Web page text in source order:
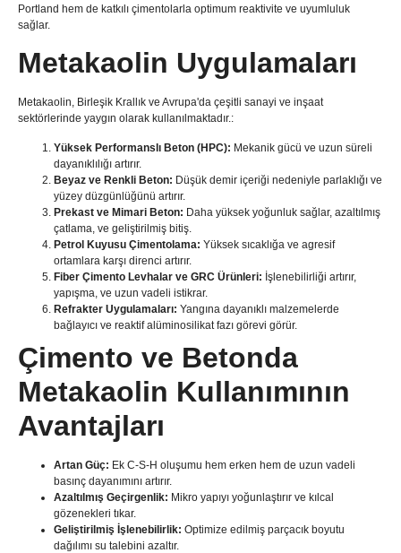
Portland hem de katkılı çimentolarla optimum reaktivite ve uyumluluk
sağlar.
Metakaolin Uygulamaları
Metakaolin, Birleşik Krallık ve Avrupa'da çeşitli sanayi ve inşaat
sektörlerinde yaygın olarak kullanılmaktadır.:
Yüksek Performanslı Beton (HPC): Mekanik gücü ve uzun süreli
dayanıklılığı artırır.
Beyaz ve Renkli Beton: Düşük demir içeriği nedeniyle parlaklığı ve
yüzey düzgünlüğünü artırır.
Prekast ve Mimari Beton: Daha yüksek yoğunluk sağlar, azaltılmış
çatlama, ve geliştirilmiş bitiş.
Petrol Kuyusu Çimentolama: Yüksek sıcaklığa ve agresif
ortamlara karşı direnci artırır.
Fiber Çimento Levhalar ve GRC Ürünleri: İşlenebilirliği artırır,
yapışma, ve uzun vadeli istikrar.
Refrakter Uygulamaları: Yangına dayanıklı malzemelerde
bağlayıcı ve reaktif alüminosilikat fazı görevi görür.
Çimento ve Betonda
Metakaolin Kullanımının
Avantajları
Artan Güç: Ek C-S-H oluşumu hem erken hem de uzun vadeli
basınç dayanımını artırır.
Azaltılmış Geçirgenlik: Mikro yapıyı yoğunlaştırır ve kılcal
gözenekleri tıkar.
Geliştirilmiş İşlenebilirlik: Optimize edilmiş parçacık boyutu
dağılımı su talebini azaltır.